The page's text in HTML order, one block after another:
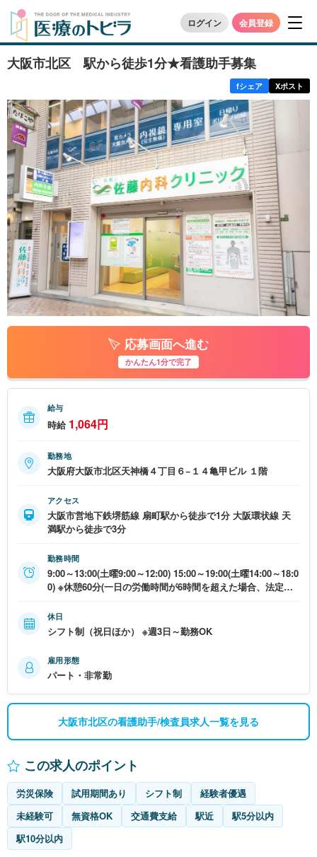
ログイン 会員登録
大阪市北区 駅から徒歩1分★看護助手募集
fシェア Xポスト
応募画面へ進む
かんたん1分で完了
給与
時給 1,064円
勤務地
大阪府大阪市北区天神橋４丁目６−１４亀甲ビル １階
勤務時間
9:00～13:00(土曜9:00～12:00) 15:00～19:00(土曜14:00～18:0
0) ※休憩60分(一日の労働時間が6時間を超えた場合、法定通
アクセス
大阪市営地下鉄堺筋線 扇町駅から徒歩で1分 大阪環状線 天
満駅から徒歩で3分
休日
シフト制（祝日ほか） ※週3日～勤務OK
雇用形態
パート・非常勤
大阪市北区の看護助手/検査員求人一覧を見る
この求人のポイント
労災保険 試用期間あり シフト制
経験者優遇
未経験可
無資格OK 交通費支給 駅近
駅5分以内
駅10分以内